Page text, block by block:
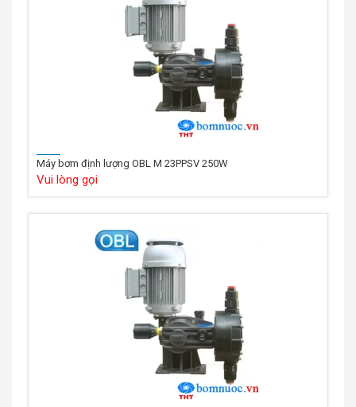
Máy bơm định lượng OBL M 23PPSV 250W
Vui lòng gọi